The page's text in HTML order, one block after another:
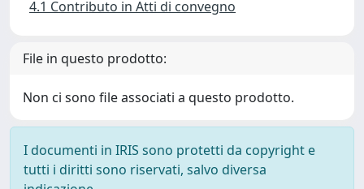
4.1 Contributo in Atti di convegno
File in questo prodotto:
Non ci sono file associati a questo prodotto.
I documenti in IRIS sono protetti da copyright e
tutti i diritti sono riservati, salvo diversa